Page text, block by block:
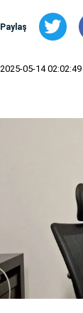
Paylaş
2025-05-14 02:02:49